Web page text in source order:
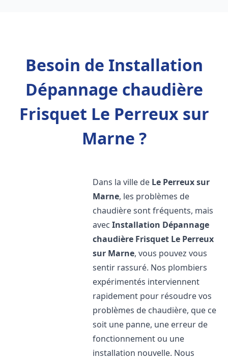
Besoin de Installation
Dépannage chaudière
Frisquet Le Perreux sur
Marne ?
Dans la ville de Le Perreux sur
Marne, les problèmes de
chaudière sont fréquents, mais
avecInstallation Dépannage
chaudière Frisquet Le Perreux
sur Marne, vous pouvez vous
sentir rassuré. Nos plombiers
expérimentés interviennent
rapidement pour résoudre vos
problèmes de chaudière, que ce
soit une panne, une erreur de
fonctionnement ou une
installation nouvelle. Nous